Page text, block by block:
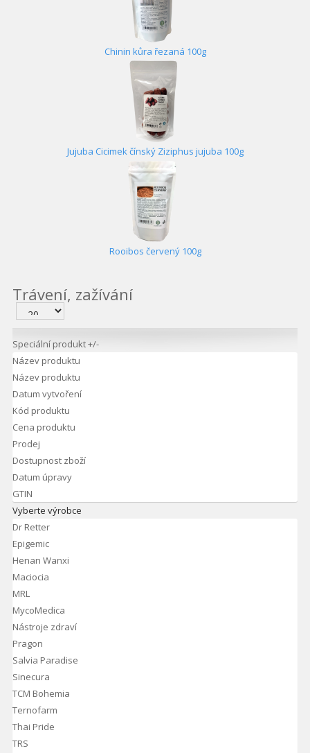
Chinin kůra řezaná 100g
Jujuba Cicimek čínský Ziziphus jujuba 100g
Rooibos červený 100g
Trávení, zažívání
Speciální produkt +/-
Název produktu
Název produktu
Datum vytvoření
Kód produktu
Cena produktu
Prodej
Dostupnost zboží
Datum úpravy
GTIN
Vyberte výrobce
Dr Retter
Epigemic
Henan Wanxi
Maciocia
MRL
MycoMedica
Nástroje zdraví
Pragon
Salvia Paradise
Sinecura
TCM Bohemia
Ternofarm
Thai Pride
TRS